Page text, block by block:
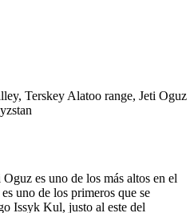
es uno de los más altos en el
uno de los primeros que se
Issyk Kul, justo al este del